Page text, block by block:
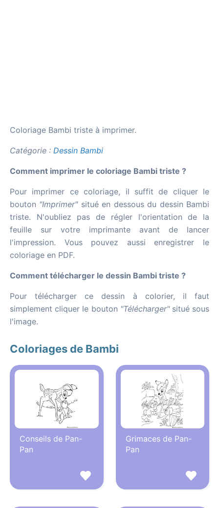
Coloriage Bambi triste à imprimer.
Catégorie : Dessin Bambi
Comment imprimer le coloriage Bambi triste ?
Pour imprimer ce coloriage, il suffit de cliquer le
bouton "Imprimer"situé en dessous du dessin Bambi
triste. N'oubliez pas de régler l'orientation de la
feuille sur votre imprimante avant de lancer
l'impression. Vous pouvez aussi enregistrer le
coloriage en PDF.
Comment télécharger le dessin Bambi triste ?
Pour télécharger ce dessin à colorier, il faut
simplement cliquer le bouton "Télécharger"situé sous
l'image.
Coloriages de Bambi
Conseils de Pan-
Pan
Grimaces de Pan-
Pan